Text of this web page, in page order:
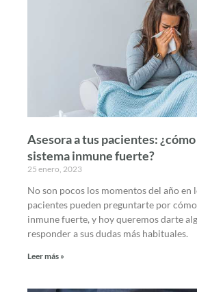
Asesora a tus pacientes:
sistema inmune fuerte?
25 enero, 2023
No son pocos los momentos del año en
pacientes pueden preguntarte por
inmune fuerte, y hoy queremos darte
responder a sus dudas más habituales.
Leer más »